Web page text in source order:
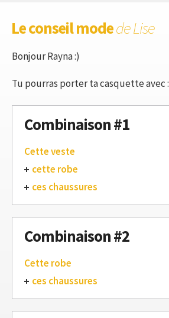
Le conseil modede Lise
Bonjour Rayna :)
Tu pourras porter ta casquette avec :
Combinaison #1
Cette veste
cette robe
ces chaussures
Combinaison #2
Cette robe
ces chaussures